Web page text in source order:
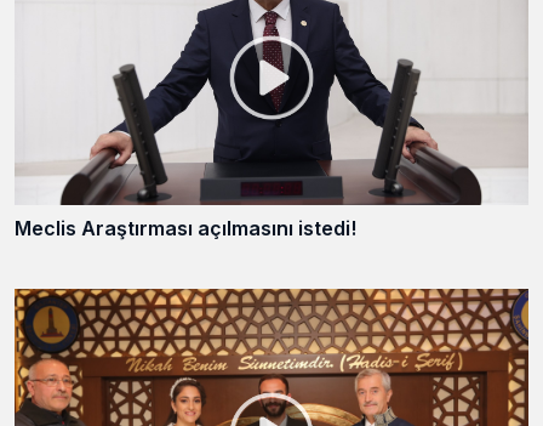
Meclis Araştırması açılmasını istedi!